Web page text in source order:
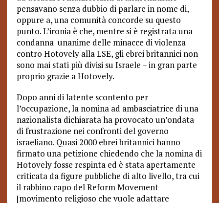
pensavano senza dubbio di parlare in nome di,
oppure a, una comunità concorde su questo
punto. L’ironia è che, mentre si è registrata una
condanna unanime delle minacce di violenza
contro Hotovely alla LSE, gli ebrei britannici non
sono mai stati più divisi su Israele – in gran parte
proprio grazie a Hotovely.
Dopo anni di latente scontento per
l’occupazione, la nomina ad ambasciatrice di una
nazionalista dichiarata ha provocato un’ondata
di frustrazione nei confronti del governo
israeliano. Quasi 2000 ebrei britannici hanno
firmato una petizione chiedendo che la nomina di
Hotovely fosse respinta ed è stata apertamente
criticata da figure pubbliche di alto livello, tra cui
il rabbino capo del Reform Movement
[movimento religioso che vuole adattare